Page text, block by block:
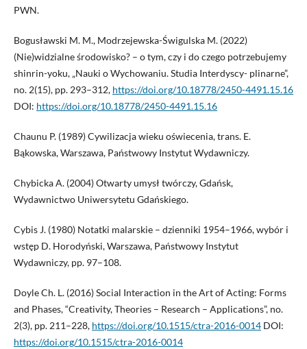
PWN.
Bogusławski M. M., Modrzejewska-Świgulska M. (2022)
(Nie)widzialne środowisko? – o tym, czy i do czego potrzebujemy
shinrin-yoku, „Nauki o Wychowaniu. Studia Interdyscy- plinarne”,
no. 2(15), pp. 293–312, https://doi.org/10.18778/2450-4491.15.16
DOI: https://doi.org/10.18778/2450-4491.15.16
Chaunu P. (1989) Cywilizacja wieku oświecenia, trans. E.
Bąkowska, Warszawa, Państwowy Instytut Wydawniczy.
Chybicka A. (2004) Otwarty umysł twórczy, Gdańsk,
Wydawnictwo Uniwersytetu Gdańskiego.
Cybis J. (1980) Notatki malarskie – dzienniki 1954–1966, wybór i
wstęp D. Horodyński, Warszawa, Państwowy Instytut
Wydawniczy, pp. 97–108.
Doyle Ch. L. (2016) Social Interaction in the Art of Acting: Forms
and Phases, “Creativity, Theories – Research – Applications”, no.
2(3), pp. 211–228, https://doi.org/10.1515/ctra-2016-0014DOI:
https://doi.org/10.1515/ctra-2016-0014